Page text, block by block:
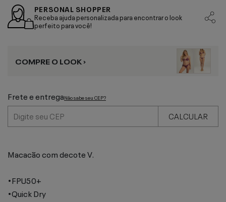
PERSONAL SHOPPER
Receba ajuda personalizada para encontrar o look
perfeito para você!
COMPRE O LOOK ›
Frete e entregaNão sabe seu CEP?
CALCULAR
Macacão com decote V.
•FPU50+
•Quick Dry